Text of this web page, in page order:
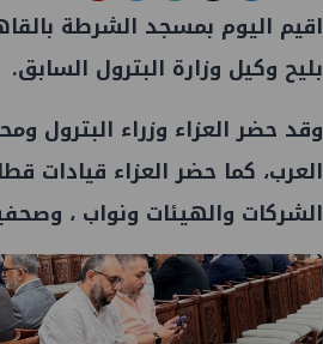
اقيم اليوم بمسجد الشرطة
بليح وكيل وزارة البترول السابق.
وقد حضر العزاء وزراء البترول
العرب، كما حضر العزاء قيادات
الشركات والهيئات ونواب ،